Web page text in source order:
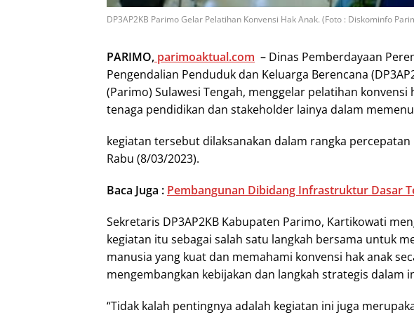
DP3AP2KB Parimo Gelar Pelatihan Konvensi Hak Anak. (Foto : Diskominfo
PARIMO, parimoaktual.com – Dinas Pemberdayaan
Pengendalian Penduduk dan Keluarga Berencana
(Parimo) Sulawesi Tengah, menggelar pelatihan konvensi
tenaga pendidikan dan stakeholder lainya dalam
kegiatan tersebut dilaksanakan dalam rangka percepatan
Rabu (8/03/2023).
Baca Juga : Pembangunan Dibidang Infrastruktur Dasar
Sekretaris DP3AP2KB Kabupaten Parimo, Kartikowati
kegiatan itu sebagai salah satu langkah bersama untuk
manusia yang kuat dan memahami konvensi hak anak
mengembangkan kebijakan dan langkah strategis dalam
“Tidak kalah pentingnya adalah kegiatan ini juga